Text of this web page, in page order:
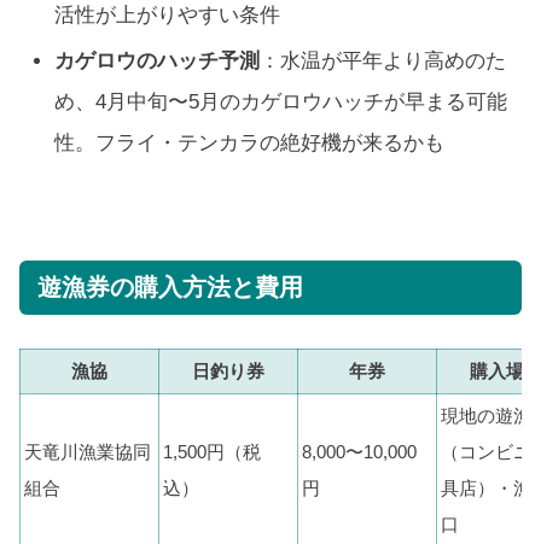
活性が上がりやすい条件
カゲロウのハッチ予測 ：水温が平年より高めのた
め、4月中旬〜5月のカゲロウハッチが早まる可能
性。フライ・テンカラの絶好機が来るかも
遊漁券の購入方法と費用
漁協 日釣り券 年券 購入場所
天竜川漁業協同
組合
1,500円（税
込）
8,000〜10,000
円
現地の遊漁
（コンビニ
具店）・漁
口